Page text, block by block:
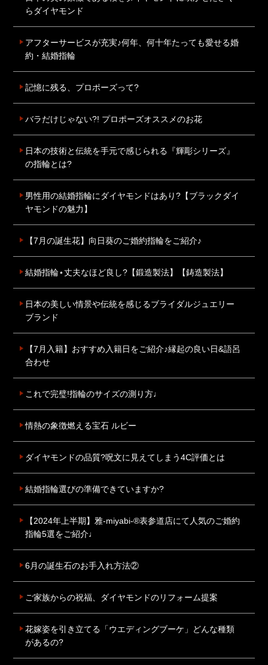
らダイヤモンド
アフターサービスが充実♪何年、何十年たっても愛せる婚
約・結婚指輪
記憶に残る、プロポーズって?
バラだけじゃない?! プロポーズオススメのお花
日本の技術と伝統を手元で感じられる『輝彫シリーズ』
の指輪とは?
男性用の結婚指輪にダイヤモンドはあり?【ブラックダイ
ヤモンドの魅力】
【7月の誕生花】向日葵のご婚約指輪をご紹介♪
結婚指輪⋆丈夫なほど良し?【鍛造製法】【鋳造製法】
日本の美しい情景や伝統を感じるブライダルジュエリー
ブランド
【7月入籍】おすすめ入籍日をご紹介♪縁起の良い日&語呂
合わせ
これで完璧!指輪のサイズの測り方♩
情熱の象徴燃える宝石 ルビー
ダイヤモンドの品質?呪文に見えてしまう4C評価とは
結婚指輪選びの準備できていますか?
【2024年上半期】雅-miyabi-®表参道店にて人気のご婚約
指輪5選をご紹介♩
6月の誕生石のお手入れ方法②
ご家族からの祝福、ダイヤモンドのリフォーム提案
花嫁姿を引き立てる「ウエディングブーケ」どんな種類
があるの?